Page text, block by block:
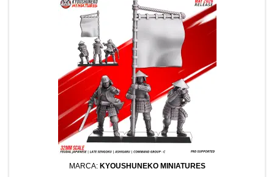
MARCA: KYOUSHUNEKO MINIATURES